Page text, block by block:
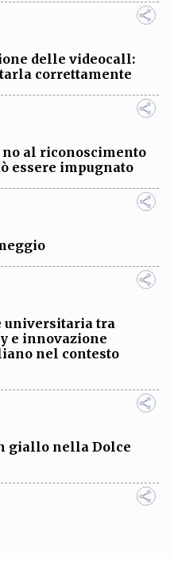
delle videocall:
correttamente
al riconoscimento
essere impugnato
universitaria tra
e innovazione
nel contesto
giallo nella Dolce